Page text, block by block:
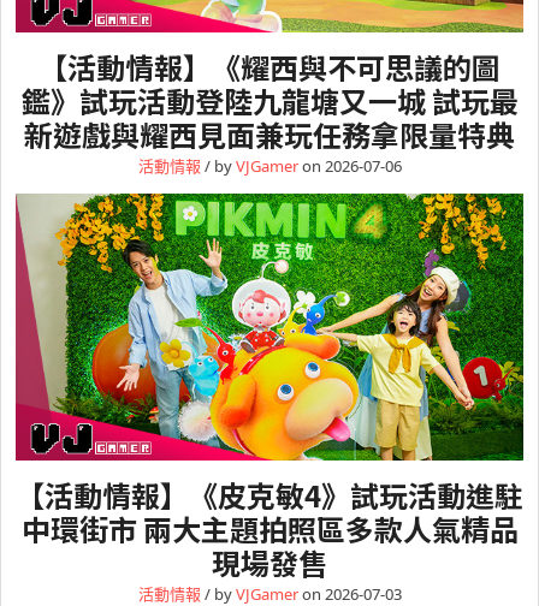
【活動情報】《耀西與不可思議的圖
鑑》試玩活動登陸九龍塘又一城 試玩最
新遊戲與耀西見面兼玩任務拿限量特典
活動情報 / byVJGameron 2026-07-06
【活動情報】《皮克敏4》試玩活動進駐
中環街市 兩大主題拍照區多款人氣精品
現場發售
活動情報 / byVJGameron 2026-07-03